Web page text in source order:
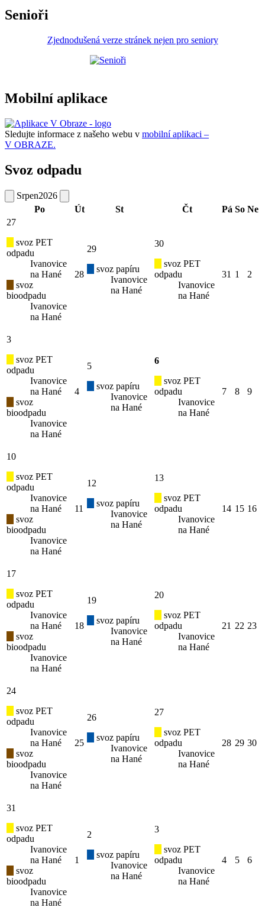
Senioři
Zjednodušená verze stránek nejen pro seniory
Mobilní aplikace
Sledujte informace z našeho webu v mobilní aplikaci –
V OBRAZE.
Svoz odpadu
Srpen2026
Po
Út St Čt Pá So Ne
27
svoz PET
odpadu
Ivanovice
na Hané
svoz
bioodpadu
Ivanovice
na Hané
28
29
svoz papíru
Ivanovice
na Hané
30
svoz PET
odpadu
Ivanovice
na Hané
31 1 2
3
svoz PET
odpadu
Ivanovice
na Hané
svoz
bioodpadu
Ivanovice
na Hané
4
5
svoz papíru
Ivanovice
na Hané
6
svoz PET
odpadu
Ivanovice
na Hané
7 8 9
10
svoz PET
odpadu
Ivanovice
na Hané
svoz
bioodpadu
Ivanovice
na Hané
11
12
svoz papíru
Ivanovice
na Hané
13
svoz PET
odpadu
Ivanovice
na Hané
14 15 16
17
svoz PET
odpadu
Ivanovice
na Hané
svoz
bioodpadu
Ivanovice
na Hané
18
19
svoz papíru
Ivanovice
na Hané
20
svoz PET
odpadu
Ivanovice
na Hané
21 22 23
24
svoz PET
odpadu
Ivanovice
na Hané
svoz
bioodpadu
Ivanovice
na Hané
25
26
svoz papíru
Ivanovice
na Hané
27
svoz PET
odpadu
Ivanovice
na Hané
28 29 30
31
svoz PET
odpadu
Ivanovice
na Hané
svoz
bioodpadu
Ivanovice
na Hané
1
2
svoz papíru
Ivanovice
na Hané
3
svoz PET
odpadu
Ivanovice
na Hané
4 5 6